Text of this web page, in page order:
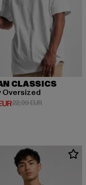
CLASSICS
Oversized
Preis: 15,99 EUR
22,99 EURAktionspreis: